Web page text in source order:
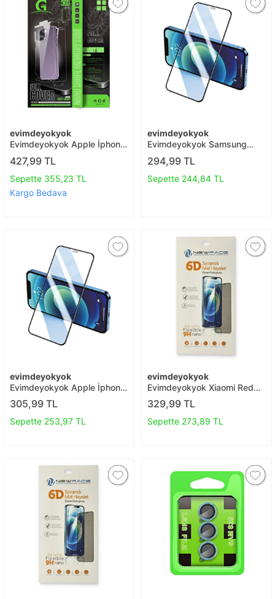
evimdeyokyok
Evimdeyokyok Apple İphone
16e 360 Full Body Arka
Koruyucu T20
427,99 TL
Sepette 355,23 TL
Kargo Bedava
evimdeyokyok
Evimdeyokyok Samsung
Galaxy A21s 3d Antistatik
Seramik Nano Ekran
Koruyucu T20
294,99 TL
Sepette 244,84 TL
evimdeyokyok
Evimdeyokyok Apple İphone
13 Pro Max 3d Antistatik
Cam Ekran Koruyucu T20
305,99 TL
Sepette 253,97 TL
evimdeyokyok
Evimdeyokyok Xiaomi Redmi
9t 6d Mat Seramik Hayalet
Nano Ekran Koruyucu T20
329,99 TL
Sepette 273,89 TL